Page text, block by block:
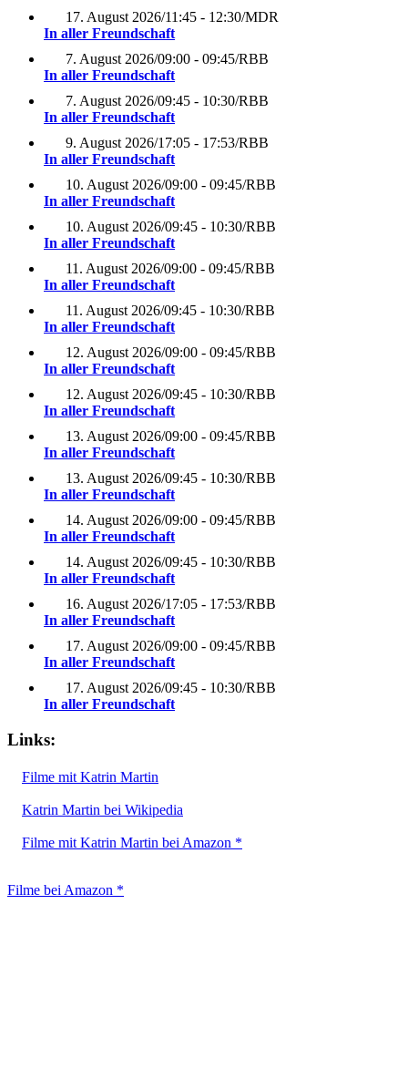
17. August 2026/11:45 - 12:30/MDR
In aller Freundschaft
7. August 2026/09:00 - 09:45/RBB
In aller Freundschaft
7. August 2026/09:45 - 10:30/RBB
In aller Freundschaft
9. August 2026/17:05 - 17:53/RBB
In aller Freundschaft
10. August 2026/09:00 - 09:45/RBB
In aller Freundschaft
10. August 2026/09:45 - 10:30/RBB
In aller Freundschaft
11. August 2026/09:00 - 09:45/RBB
In aller Freundschaft
11. August 2026/09:45 - 10:30/RBB
In aller Freundschaft
12. August 2026/09:00 - 09:45/RBB
In aller Freundschaft
12. August 2026/09:45 - 10:30/RBB
In aller Freundschaft
13. August 2026/09:00 - 09:45/RBB
In aller Freundschaft
13. August 2026/09:45 - 10:30/RBB
In aller Freundschaft
14. August 2026/09:00 - 09:45/RBB
In aller Freundschaft
14. August 2026/09:45 - 10:30/RBB
In aller Freundschaft
16. August 2026/17:05 - 17:53/RBB
In aller Freundschaft
17. August 2026/09:00 - 09:45/RBB
In aller Freundschaft
17. August 2026/09:45 - 10:30/RBB
In aller Freundschaft
Links:
Filme mit Katrin Martin
Katrin Martin bei Wikipedia
Filme mit Katrin Martin bei Amazon *
Filme bei Amazon *